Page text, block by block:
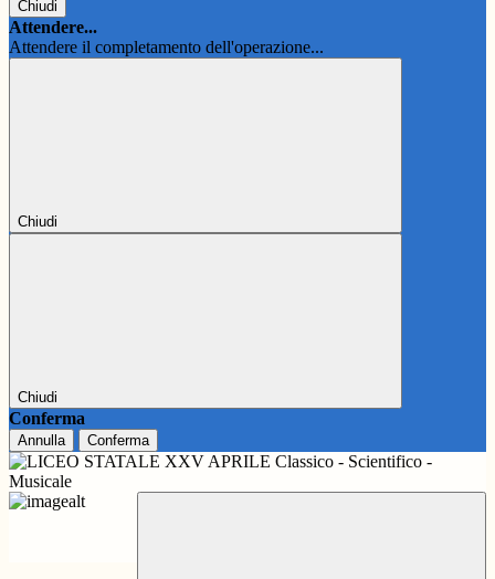
Chiudi
Attendere...
Attendere il completamento dell'operazione...
Chiudi
Chiudi
Conferma
Annulla Conferma